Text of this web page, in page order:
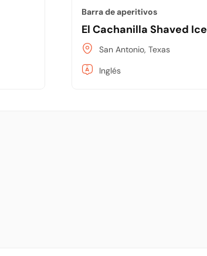
Barra de aperitivos
El Cachanilla Shaved Ice
San Antonio, Texas
Inglés